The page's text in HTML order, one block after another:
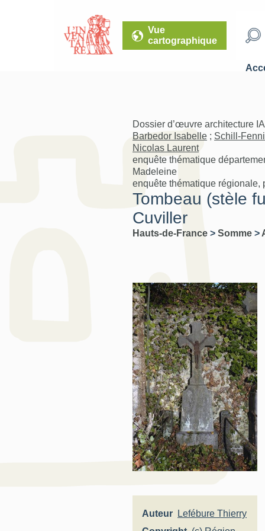
Vue
cartographique
Dossier d’œuvre architecture
Barbedor Isabelle ; Schill-
Nicolas Laurent
enquête thématique
Madeleine
enquête thématique régionale,
Tombeau (stèle
Cuviller
Hauts-de-France > Somme >
Auteur
Lefébure Thierry